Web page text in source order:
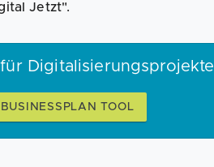
Jetzt".
Digitalisierungsprojekte
TOOL